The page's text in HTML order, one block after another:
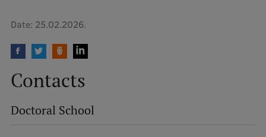
International Cooperation
Mobility programmes
Date: 25.02.2026.
Contacts
Doctoral School